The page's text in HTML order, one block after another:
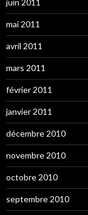
juin 2011
mai 2011
avril 2011
mars 2011
février 2011
janvier 2011
décembre 2010
novembre 2010
octobre 2010
septembre 2010